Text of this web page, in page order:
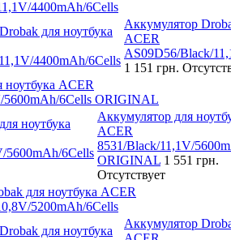
4400mAh/6Cells
Аккумулятор
ACER
AS09D56/Black/
1 151 грн.
ноутбука ACER
5600mAh/6Cells ORIGINAL
Аккумулятор для
ACER
8531/Black/11,1V/
ORIGINAL 1 551 грн.
Отсутствует
для ноутбука ACER
5200mAh/6Cells
Аккумулятор